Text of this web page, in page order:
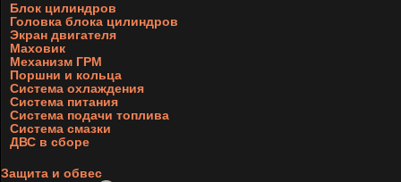
Блок цилиндров
Головка блока цилиндров
Экран двигателя
Маховик
Механизм ГРМ
Поршни и кольца
Система охлаждения
Система питания
Система подачи топлива
Система смазки
ДВС в сборе
Защита и обвес